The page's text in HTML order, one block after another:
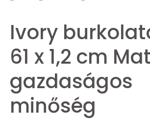
Ivory
61 x 1,2 cm
gazdaságos
minőség